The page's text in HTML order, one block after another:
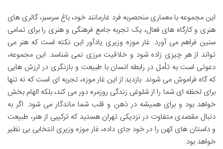
این مجموعه با معماری منحصربه فرد غارمانند خود، باغ سرسبز، گالری های
هنری و کارگاه های فعال، یک تجربه جامع فرهنگی و هنری را برای تمامی
سنین فراهم می آورد. غار موزه وزیری یادآور این نکته است که هنر می
تواند از هر چیزی زاده شود و خلاقیت مرزی نمی شناسد. این مجموعه،
دعوتی است به تأمل در رابطه انسان با طبیعت و بازنگری در ارزش هایی
که گاه فراموش می شوند. بازدید از این غار موزه، تجربه ای است که نه تنها
برای لحظه ای شما را از شلوغی زندگی روزمره دور می کند، بلکه الهام بخش
خواهد بود و برای همیشه در ذهن و قلب شما ماندگار می شود. اگر به
دنبال مقصدی متفاوت در نزدیکی تهران هستید که ترکیبی از هنر، طبیعت
و داستان های کهن را در خود جای داده، غار موزه وزیری انتخابی بی نظیر
خواهد بود.